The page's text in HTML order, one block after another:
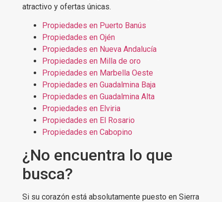
atractivo y ofertas únicas.
Propiedades en Puerto Banús
Propiedades en Ojén
Propiedades en Nueva Andalucía
Propiedades en Milla de oro
Propiedades en Marbella Oeste
Propiedades en Guadalmina Baja
Propiedades en Guadalmina Alta
Propiedades en Elviria
Propiedades en El Rosario
Propiedades en Cabopino
¿No encuentra lo que
busca?
Si su corazón está absolutamente puesto en Sierra